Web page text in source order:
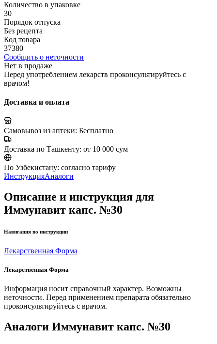
Количество в упаковке
30
Порядок отпуска
Без рецепта
Код товара
37380
Сообщить о неточности
Нет в продаже
Перед употреблением лекарств проконсультируйтесь с
врачом!
Доставка и оплата
Самовывоз из аптеки: Бесплатно
Доставка по Ташкенту: от 10 000 сум
По Узбекистану: согласно тарифу
ИнструкцияАналоги
Описание и инструкция для
Иммунавит капс. №30
Навигация по инструкции
Лекарственная Форма
Лекарственная Форма
Информация носит справочный характер. Возможны
неточности. Перед применением препарата обязательно
проконсультируйтесь с врачом.
Аналоги Иммунавит капс. №30